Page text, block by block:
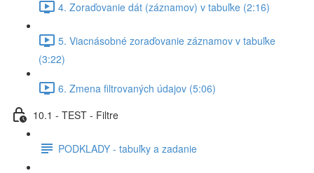
4. Zoraďovanie dát (záznamov) v tabuľke (2:16)
5. Viacnásobné zoraďovanie záznamov v tabuľke
(3:22)
6. Zmena filtrovaných údajov (5:06)
10.1 - TEST - Filtre
PODKLADY - tabuľky a zadanie